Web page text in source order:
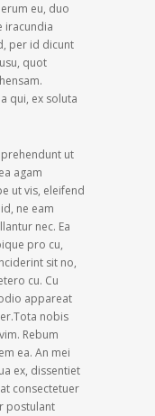
eu, duo
iracundia
per id dicunt
quot
qui, ex soluta
ut
agam
ut vis, eleifend
ne eam
nec. Ea
pro cu,
sit no,
cu. Cu
appareat
nobis
Rebum
ea. An mei
ex, dissentiet
consectetuer
postulant